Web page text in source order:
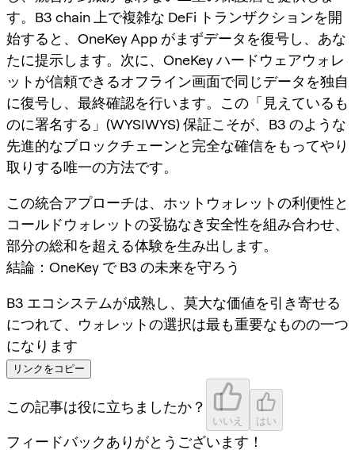
す。B3 chain 上で複雑な DeFi トランザクションを開
始すると、OneKey App がまずデータを復号し、あな
たに提示します。次に、OneKey ハードウェアウォレ
ットが信頼できるオフライン画面で同じデータを独自
に復号し、最終確認を行います。この「見えているも
のに署名する」(WYSIWYS) 保証こそが、B3 のような
先進的なブロックチェーンと完全な確信をもってやり
取りする唯一の方法です。
この統合アプローチは、ホットウォレットの利便性と
コールドウォレットの妥協なき安全性を組み合わせ、
部分の総和を超える体験を生み出します。
結論：OneKey で B3 の未来を守ろう
B3 エコシステムが成熟し、莫大な価値を引き寄せる
につれて、ウォレットの選択は最も重要なものの一つ
になります
リンクをコピー
この記事は役に立ちましたか？
いいえ はい
フィードバックありがとうございます！